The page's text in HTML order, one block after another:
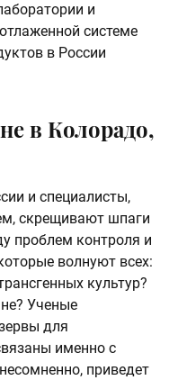
и
системе
в России
в Колорадо,
и специалисты,
скрещивают шпаги
проблем контроля и
волнуют всех:
культур?
Ученые
для
именно с
приведет